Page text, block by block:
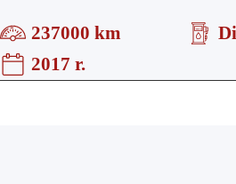
237000 km
2017 r.